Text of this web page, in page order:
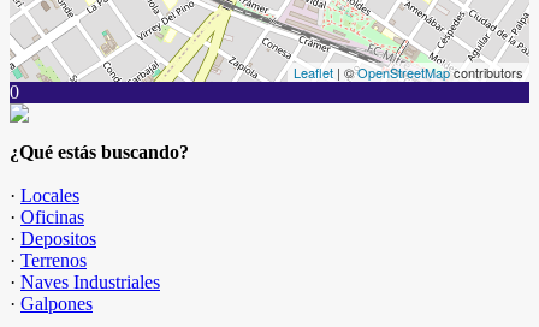
Leaflet | ©OpenStreetMapcontributors
0
¿Qué estás buscando?
· Locales
· Oficinas
· Depositos
· Terrenos
· Naves Industriales
· Galpones